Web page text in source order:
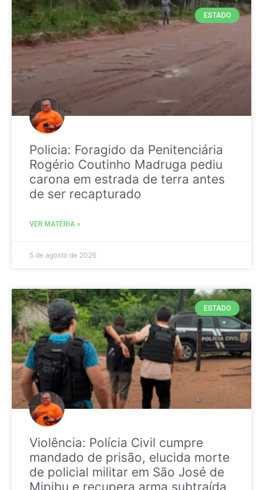
ESTADO
Policia: Foragido da Penitenciária
Rogério Coutinho Madruga pediu
carona em estrada de terra antes
de ser recapturado
VER MATÉRIA »
5 de agosto de 2026
ESTADO
Violência: Polícia Civil cumpre
mandado de prisão, elucida morte
de policial militar em São José de
Mipibu e recupera arma subtraída